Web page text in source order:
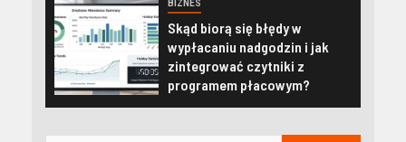
BIZNES
Skąd biorą się błędy w
wypłacaniu nadgodzin i jak
zintegrować czytniki z
programem płacowym?